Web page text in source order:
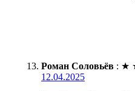
Роман Соловьёв : ★
12.04.2025